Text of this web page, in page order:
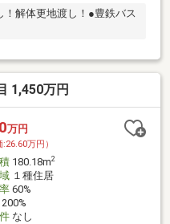
！解体更地渡し！●豊鉄バス
1,450万円
万円
:26.60万円）
180.18m2
１種住居
60%
なし